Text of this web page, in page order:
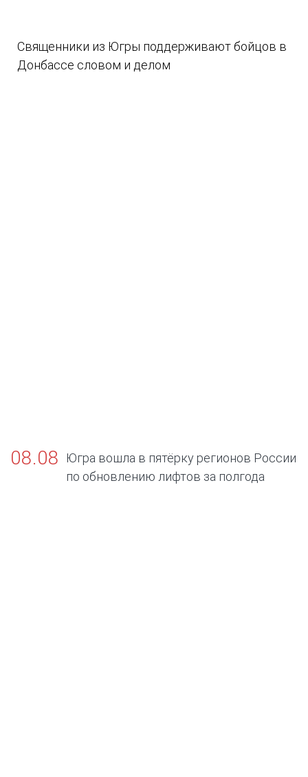
Священники из Югры поддерживают бойцов в
Донбассе словом и делом
08.08
Югра вошла в пятёрку регионов России
по обновлению лифтов за полгода